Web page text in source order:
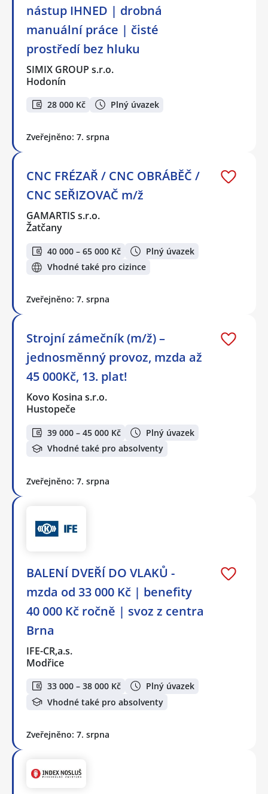
nástup IHNED | drobná
manuální práce | čisté
prostředí bez hluku
SIMIX GROUP s.r.o.
Hodonín
28 000 Kč Plný úvazek
Zveřejněno: 7. srpna
CNC FRÉZAŘ / CNC OBRÁBĚČ /
CNC SEŘIZOVAČ m/ž
GAMARTIS s.r.o.
Žatčany
40 000 – 65 000 Kč
Plný úvazek
Vhodné také pro cizince
Zveřejněno: 7. srpna
Strojní zámečník (m/ž) –
jednosměnný provoz, mzda až
45 000Kč, 13. plat!
Kovo Kosina s.r.o.
Hustopeče
39 000 – 45 000 Kč
Plný úvazek
Vhodné také pro absolventy
Zveřejněno: 7. srpna
BALENÍ DVEŘÍ DO VLAKŮ -
mzda od 33 000 Kč | benefity
40 000 Kč ročně | svoz z centra
Brna
IFE-CR,a.s.
Modřice
33 000 – 38 000 Kč
Plný úvazek
Vhodné také pro absolventy
Zveřejněno: 7. srpna